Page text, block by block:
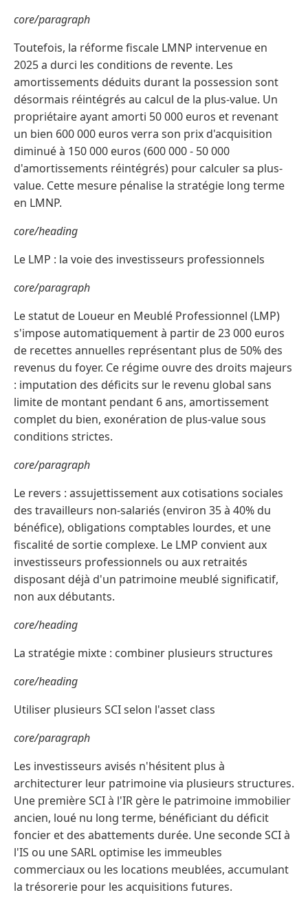
core/paragraph
Toutefois, la réforme fiscale LMNP intervenue en
2025 a durci les conditions de revente. Les
amortissements déduits durant la possession sont
désormais réintégrés au calcul de la plus-value. Un
propriétaire ayant amorti 50 000 euros et revenant
un bien 600 000 euros verra son prix d'acquisition
diminué à 150 000 euros (600 000 - 50 000
d'amortissements réintégrés) pour calculer sa plus-
value. Cette mesure pénalise la stratégie long terme
en LMNP.
core/heading
Le LMP : la voie des investisseurs professionnels
core/paragraph
Le statut de Loueur en Meublé Professionnel (LMP)
s'impose automatiquement à partir de 23 000 euros
de recettes annuelles représentant plus de 50% des
revenus du foyer. Ce régime ouvre des droits majeurs
: imputation des déficits sur le revenu global sans
limite de montant pendant 6 ans, amortissement
complet du bien, exonération de plus-value sous
conditions strictes.
core/paragraph
Le revers : assujettissement aux cotisations sociales
des travailleurs non-salariés (environ 35 à 40% du
bénéfice), obligations comptables lourdes, et une
fiscalité de sortie complexe. Le LMP convient aux
investisseurs professionnels ou aux retraités
disposant déjà d'un patrimoine meublé significatif,
non aux débutants.
core/heading
La stratégie mixte : combiner plusieurs structures
core/heading
Utiliser plusieurs SCI selon l'asset class
core/paragraph
Les investisseurs avisés n'hésitent plus à
architecturer leur patrimoine via plusieurs structures.
Une première SCI à l'IR gère le patrimoine immobilier
ancien, loué nu long terme, bénéficiant du déficit
foncier et des abattements durée. Une seconde SCI à
l'IS ou une SARL optimise les immeubles
commerciaux ou les locations meublées, accumulant
la trésorerie pour les acquisitions futures.